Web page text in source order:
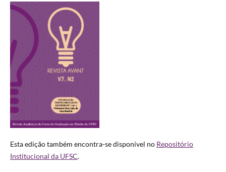
Esta edição também encontra-se disponível no Repositório
Institucional da UFSC.